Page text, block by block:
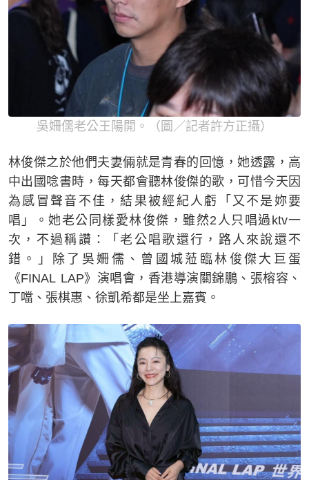
吳姍儒老公王陽開。（圖／記者許方正攝）
林俊傑之於他們夫妻倆就是青春的回憶，她透露，高
中出國唸書時，每天都會聽林俊傑的歌，可惜今天因
為感冒聲音不佳，結果被經紀人虧「又不是妳要
唱」。她老公同樣愛林俊傑，雖然2人只唱過ktv一
次，不過稱讚：「老公唱歌還行，路人來說還不
錯。」除了吳姍儒、曾國城蒞臨林俊傑大巨蛋
《FINAL LAP》演唱會，香港導演關錦鵬、張榕容、
丁噹、張棋惠、徐凱希都是坐上嘉賓。